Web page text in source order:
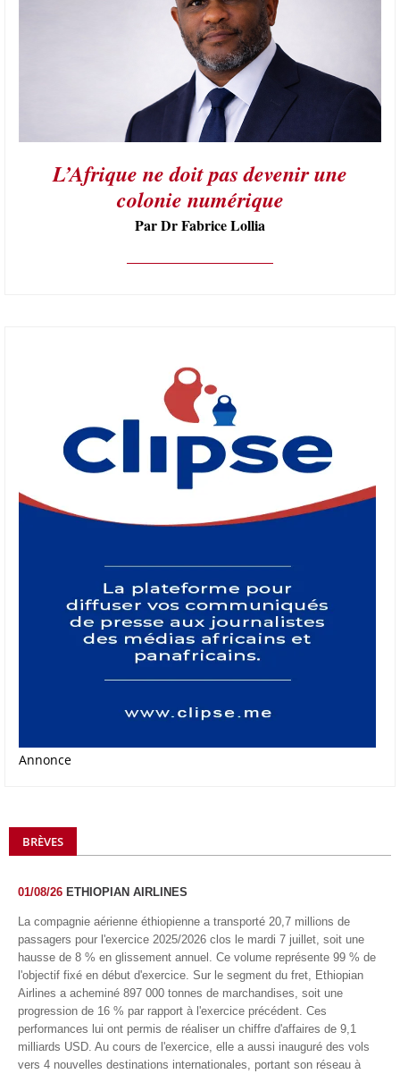
L’Afrique ne doit pas devenir une
colonie numérique
Par Dr Fabrice Lollia
Annonce
BRÈVES
01/08/26 ETHIOPIAN AIRLINES
La compagnie aérienne éthiopienne a transporté 20,7 millions de
passagers pour l'exercice 2025/2026 clos le mardi 7 juillet, soit une
hausse de 8 % en glissement annuel. Ce volume représente 99 % de
l'objectif fixé en début d'exercice. Sur le segment du fret, Ethiopian
Airlines a acheminé 897 000 tonnes de marchandises, soit une
progression de 16 % par rapport à l'exercice précédent. Ces
performances lui ont permis de réaliser un chiffre d'affaires de 9,1
milliards USD. Au cours de l'exercice, elle a aussi inauguré des vols
vers 4 nouvelles destinations internationales, portant son réseau à